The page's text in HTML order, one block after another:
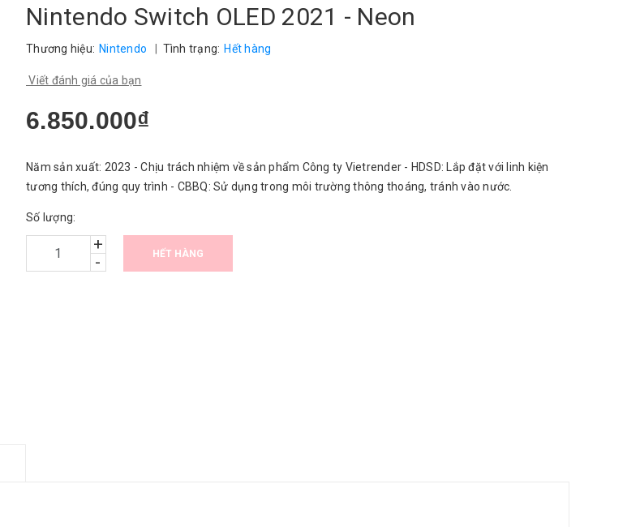
Nintendo Switch OLED 2021 - Neon
Thương hiệu: Nintendo Tình trạng: Hết hàng
Viết đánh giá của bạn
6.850.000₫
Năm sản xuất: 2023 - Chịu trách nhiệm về sản phẩm Công ty Vietrender - HDSD: Lắp đặt với linh kiện
tương thích, đúng quy trình - CBBQ: Sử dụng trong môi trường thông thoáng, tránh vào nước.
Số lượng:
+
-
HẾT HÀNG